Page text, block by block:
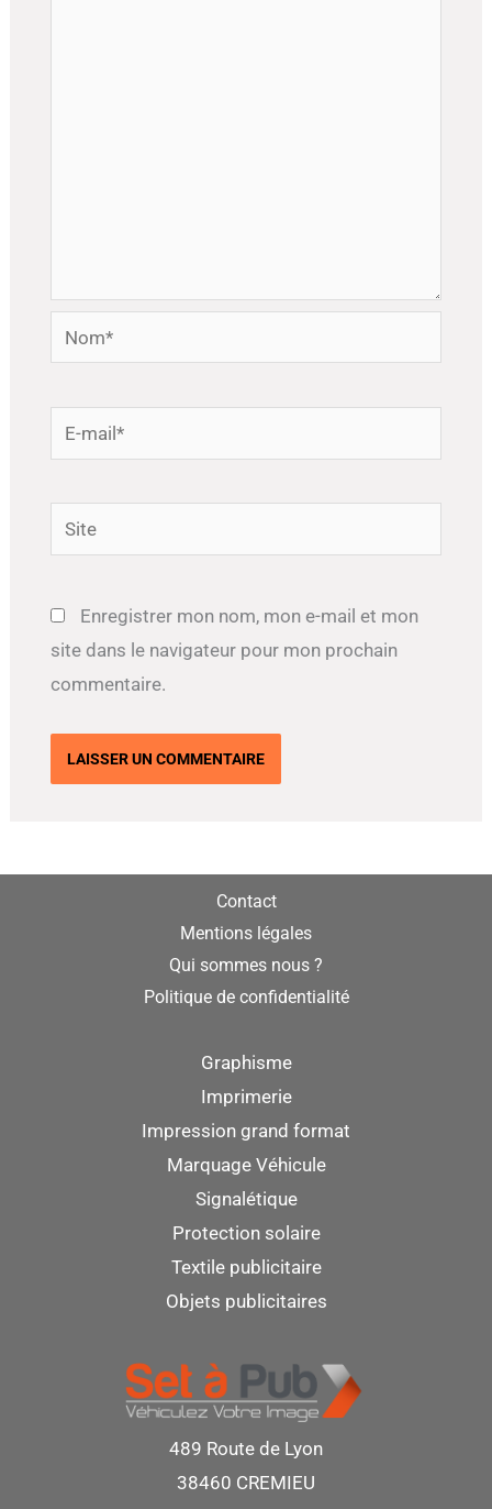
Nom*
mail*
Site
Enregistrer mon nom, mon e-mail et mon
site dans le navigateur pour mon prochain
commentaire.
Contact
Mentions légales
Qui sommes nous ?
Politique de confidentialité
Graphisme
Imprimerie
Impression grand format
Marquage Véhicule
Signalétique
Protection solaire
Textile publicitaire
Objets publicitaires
489 Route de Lyon
38460 CREMIEU